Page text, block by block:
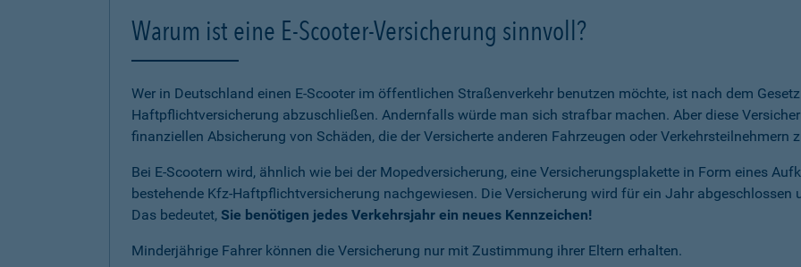
Warum ist eine E-Scooter-Versicherung sinnvoll?
Wer in Deutschland einen E-Scooter im öffentlichen Straßenverkehr benutzen möchte, ist nach dem
Haftpflichtversicherung abzuschließen. Andernfalls würde man sich strafbar machen. Aber diese
finanziellen Absicherung von Schäden, die der Versicherte anderen Fahrzeugen oder Verkehrsteilnehmern
Bei E-Scootern wird, ähnlich wie bei der Mopedversicherung, eine Versicherungsplakette in Form eines
bestehende Kfz-Haftpflichtversicherung nachgewiesen. Die Versicherung wird für ein Jahr abgeschlossen
Das bedeutet, Sie benötigen jedes Verkehrsjahr ein neues Kennzeichen!
Minderjährige Fahrer können die Versicherung nur mit Zustimmung ihrer Eltern erhalten.